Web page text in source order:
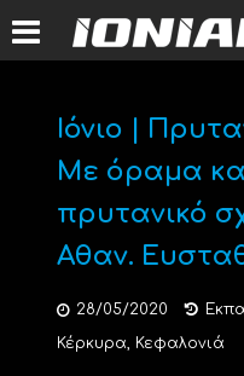
Ιόνιο |
Με όραμα
πρυτανικό
Αθαν.
28/05/2020
Κέρκυρα, Κεφαλονιά